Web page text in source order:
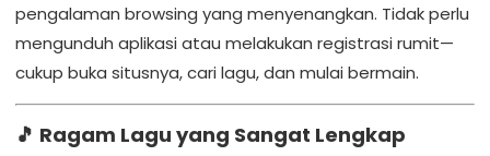
pengalaman browsing yang menyenangkan. Tidak perlu
mengunduh aplikasi atau melakukan registrasi rumit—
cukup buka situsnya, cari lagu, dan mulai bermain.
🎵 Ragam Lagu yang Sangat Lengkap